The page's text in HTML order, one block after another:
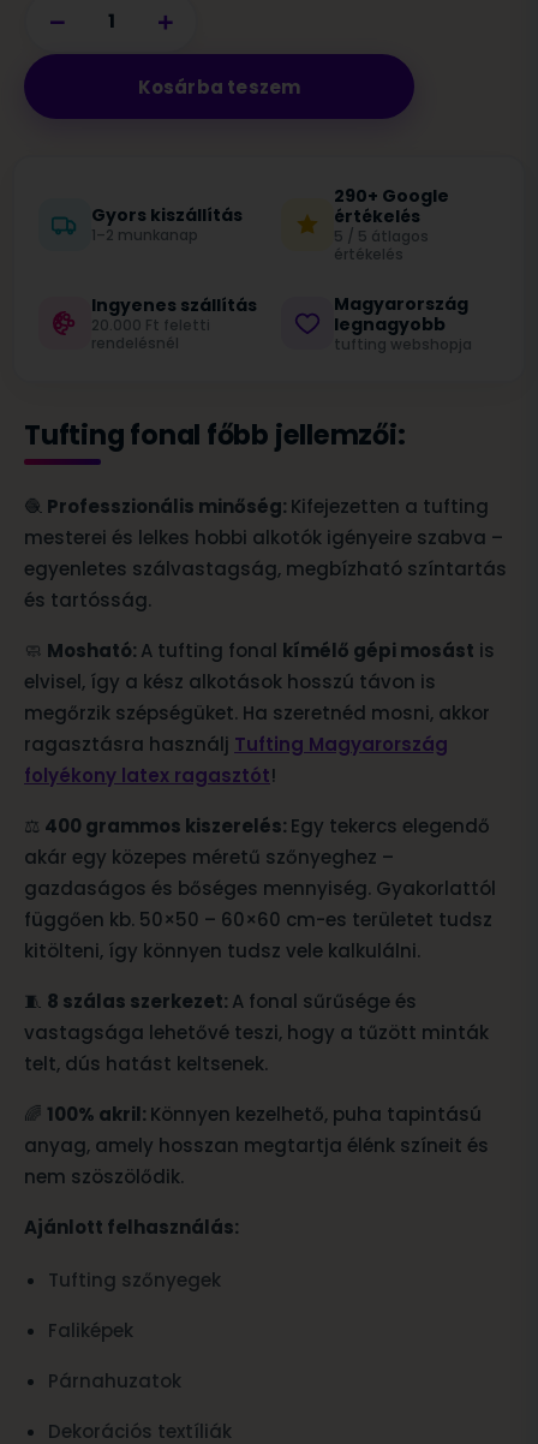
− +
Kosárba teszem
Gyors kiszállítás
1–2 munkanap
290+ Google
értékelés
5 / 5 átlagos
értékelés
Ingyenes szállítás
20.000 Ft feletti
rendelésnél
Magyarország
legnagyobb
tufting webshopja
Tufting fonal főbb jellemzői:
🧶 Professzionális minőség: Kifejezetten a tufting
mesterei és lelkes hobbi alkotók igényeire szabva –
egyenletes szálvastagság, megbízható színtartás
és tartósság.
🧼 Mosható: A tufting fonal kímélő gépi mosást is
elvisel, így a kész alkotások hosszú távon is
megőrzik szépségüket. Ha szeretnéd mosni, akkor
ragasztásra használj Tufting Magyarország
folyékony latex ragasztót!
⚖️ 400 grammos kiszerelés: Egy tekercs elegendő
akár egy közepes méretű szőnyeghez –
gazdaságos és bőséges mennyiség. Gyakorlattól
függően kb. 50×50 – 60×60 cm-es területet tudsz
kitölteni, így könnyen tudsz vele kalkulálni.
🧵 8 szálas szerkezet: A fonal sűrűsége és
vastagsága lehetővé teszi, hogy a tűzött minták
telt, dús hatást keltsenek.
🌈 100% akril: Könnyen kezelhető, puha tapintású
anyag, amely hosszan megtartja élénk színeit és
nem szöszölődik.
Ajánlott felhasználás:
Tufting szőnyegek
Faliképek
Párnahuzatok
Dekorációs textíliák